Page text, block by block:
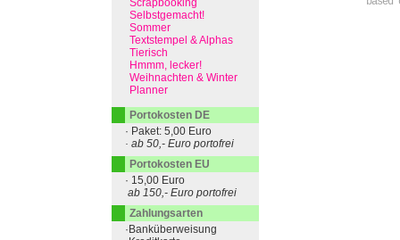
Scrapbooking
Selbstgemacht!
Sommer
Textstempel & Alphas
Tierisch
Hmmm, lecker!
Weihnachten & Winter
Planner
Portokosten DE
· Paket: 5,00 Euro
· ab 50,- Euro portofrei
Portokosten EU
· 15,00 Euro
ab 150,- Euro portofrei
Zahlungsarten
·Banküberweisung